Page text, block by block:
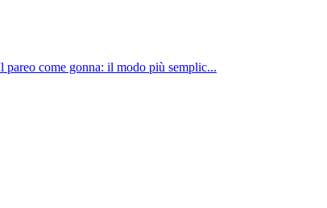
pareo come gonna: il modo più semplic...